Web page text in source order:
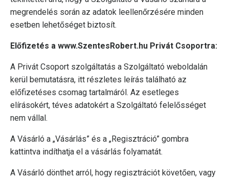
megrendelés során az adatok leellenőrzésére minden
esetben lehetőséget biztosít.
Előfizetés a www.SzentesRobert.hu Privát Csoportra:
A Privát Csoport szolgáltatás a Szolgáltató weboldalán
kerül bemutatásra, itt részletes leírás található az
előfizetéses csomag tartalmáról. Az esetleges
elírásokért, téves adatokért a Szolgáltató felelősséget
nem vállal.
A Vásárló a „Vásárlás” és a „Regisztráció” gombra
kattintva indíthatja el a vásárlás folyamatát.
A Vásárló dönthet arról, hogy regisztrációt követően, vagy